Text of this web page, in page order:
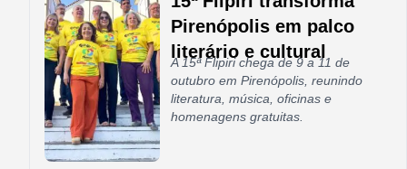
Pirenópolis em palco
literário e cultural
A 15ª Flipiri chega de 9 a 11 de
outubro em Pirenópolis, reunindo
literatura, música, oficinas e
homenagens gratuitas.